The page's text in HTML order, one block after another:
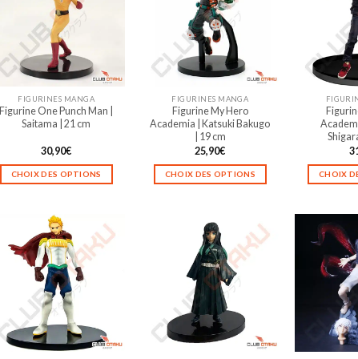
FIGURINES MANGA
Figurine One Punch Man |
Saitama | 21 cm
30,90€
CHOIX DES OPTIONS
a
plusieurs
variations.
Les
options
peuvent
être
choisies
sur
FIGURINES MANGA
Figurine My Hero
Academia | Katsuki Bakugo
| 19 cm
25,90€
CHOIX DES OPTIONS
a
plusieurs
variations.
Les
options
peuvent
être
choisies
CHOIX